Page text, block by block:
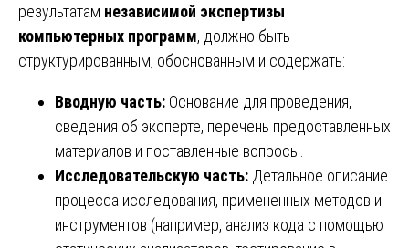
результатам независимой экспертизы
компьютерных программ, должно быть
структурированным, обоснованным и содержать:
Вводную часть: Основание для проведения,
сведения об эксперте, перечень предоставленных
материалов и поставленные вопросы.
Исследовательскую часть: Детальное описание
процесса исследования, примененных методов и
инструментов (например, анализ кода с помощью